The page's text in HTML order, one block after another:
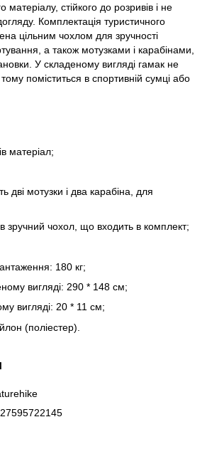
матеріалу, стійкого до розривів і не
Комплектація туристичного
цільним чохлом для зручності
а також мотузками і карабінами,
У складеному вигляді гамак не
поміститься в спортивній сумці або
матеріал;
дві мотузки і два карабіна, для
зручний чохол, що входить в комплект;
180 кг;
вигляді: 290 * 148 см;
вигляді: 20 * 11 см;
(поліестер).